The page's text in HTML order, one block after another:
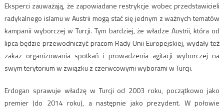
Eksperci zauważają, że zapowiadane restrykcje wobec przedstawicieli
radykalnego islamu w Austrii mogą stać się jednym z ważnych tematów
kampanii wyborczej w Turcji. Tym bardziej, że władze Austrii, która od
lipca będzie przewodniczyć pracom Rady Unii Europejskiej, wydały też
zakaz organizowania spotkań i prowadzenia agitacji wyborczej na
swym terytorium w związku z czerwcowymi wyborami w Turcji.
Erdogan sprawuje władzę w Turcji od 2003 roku, początkowo jako
premier (do 2014 roku), a następnie jako prezydent. W połowie